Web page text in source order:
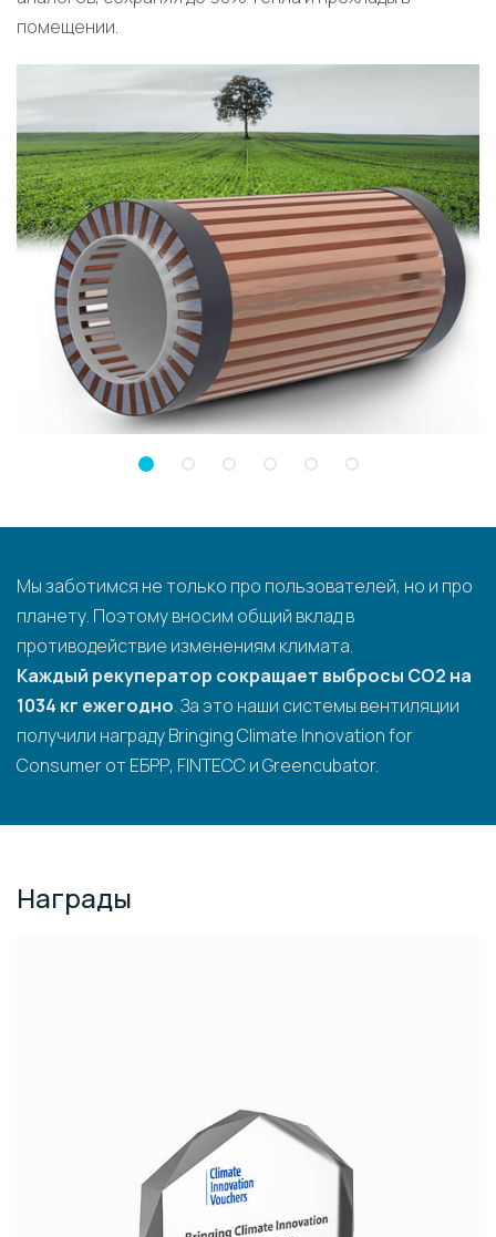
помещении.
Мы заботимся не только про пользователей, но и про
планету. Поэтому вносим общий вклад в
противодействие изменениям климата.
Каждый рекуператор сокращает выбросы CO2 на
1034 кг ежегодно. За это наши системы вентиляции
получили награду Bringing Climate Innovation for
Consumer от ЕБРР, FINTECC и Greencubator.
Награды